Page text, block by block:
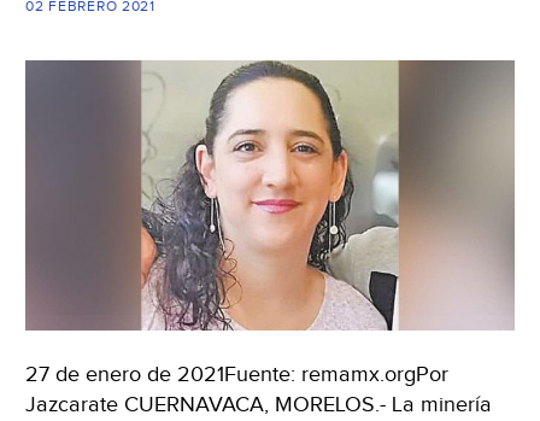
02 FEBRERO 2021
27 de enero de 2021Fuente: remamx.orgPor
Jazcarate CUERNAVACA, MORELOS.- La minería